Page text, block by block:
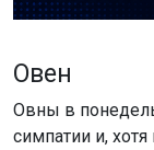
Овен
Овны в
симпатии и,